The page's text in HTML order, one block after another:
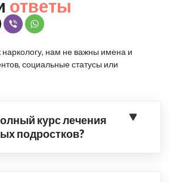
ответы
наркологу, нам не важны имена и
социальные статусы или
курс лечения
подростков?